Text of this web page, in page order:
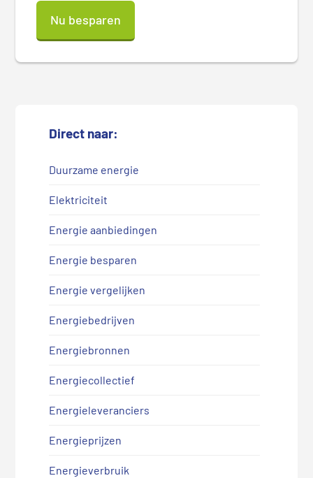
Nu besparen
Direct naar:
Duurzame energie
Elektriciteit
Energie aanbiedingen
Energie besparen
Energie vergelijken
Energiebedrijven
Energiebronnen
Energiecollectief
Energieleveranciers
Energieprijzen
Energieverbruik